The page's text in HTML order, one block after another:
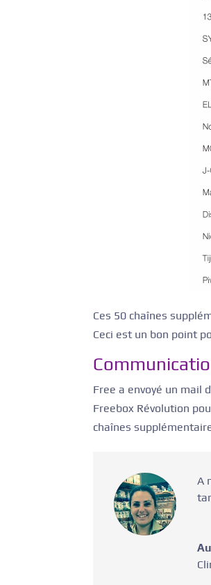
Ces 50 chaînes
Ceci est un bon point
Free a envoyé un mail
Freebox Révolution
chaînes
A